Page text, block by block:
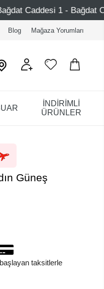
- Bağdat Caddesi 2 -
Blog Mağaza Yorumları
İNDİRİMLİ
ÜRÜNLER
Güneş
taksitlerle